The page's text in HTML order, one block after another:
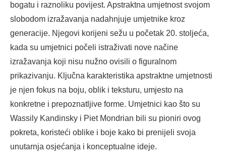
bogatu i raznoliku povijest. Apstraktna umjetnost svojom
slobodom izražavanja nadahnjuje umjetnike kroz
generacije. Njegovi korijeni sežu u početak 20. stoljeća,
kada su umjetnici počeli istraživati nove načine
izražavanja koji nisu nužno ovisili o figuralnom
prikazivanju. Ključna karakteristika apstraktne umjetnosti
je njen fokus na boju, oblik i teksturu, umjesto na
konkretne i prepoznatljive forme. Umjetnici kao što su
Wassily Kandinsky i Piet Mondrian bili su pioniri ovog
pokreta, koristeći oblike i boje kako bi prenijeli svoja
unutarnja osjećanja i konceptualne ideje.